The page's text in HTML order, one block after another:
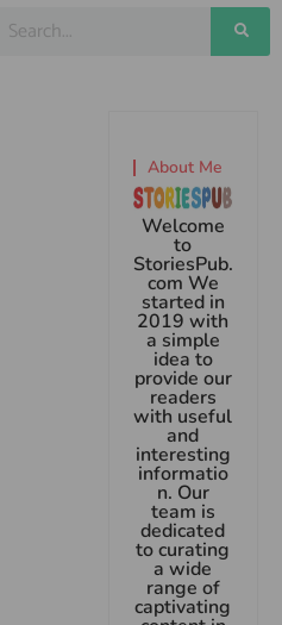
About Me
Welcome
to
StoriesPub.
com We
started in
2019 with
a simple
idea to
provide our
readers
with useful
and
interesting
informatio
n. Our
team is
dedicated
to curating
a wide
range of
captivating